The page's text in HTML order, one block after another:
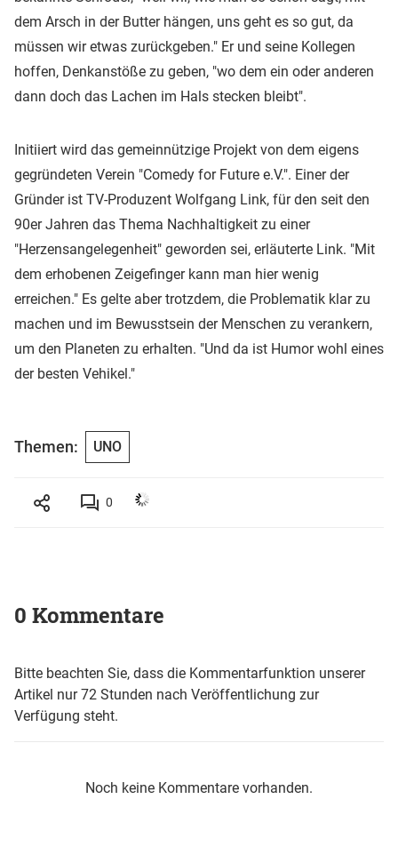
dem Arsch in der Butter hängen, uns geht es so gut, da
müssen wir etwas zurückgeben." Er und seine Kollegen
hoffen, Denkanstöße zu geben, "wo dem ein oder anderen
dann doch das Lachen im Hals stecken bleibt".
Initiiert wird das gemeinnützige Projekt von dem eigens
gegründeten Verein "Comedy for Future e.V.". Einer der
Gründer ist TV-Produzent Wolfgang Link, für den seit den
90er Jahren das Thema Nachhaltigkeit zu einer
"Herzensangelegenheit" geworden sei, erläuterte Link. "Mit
dem erhobenen Zeigefinger kann man hier wenig
erreichen." Es gelte aber trotzdem, die Problematik klar zu
machen und im Bewusstsein der Menschen zu verankern,
um den Planeten zu erhalten. "Und da ist Humor wohl eines
der besten Vehikel."
Themen: UNO
0
0 Kommentare
Bitte beachten Sie, dass die Kommentarfunktion unserer
Artikel nur 72 Stunden nach Veröffentlichung zur
Verfügung steht.
Noch keine Kommentare vorhanden.